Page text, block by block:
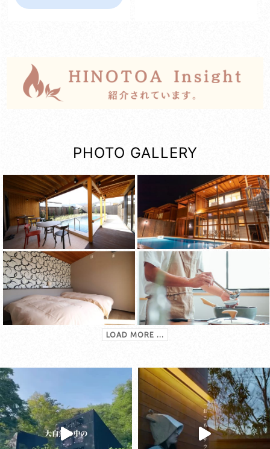
PHOTO GALLERY
LOAD MORE ...